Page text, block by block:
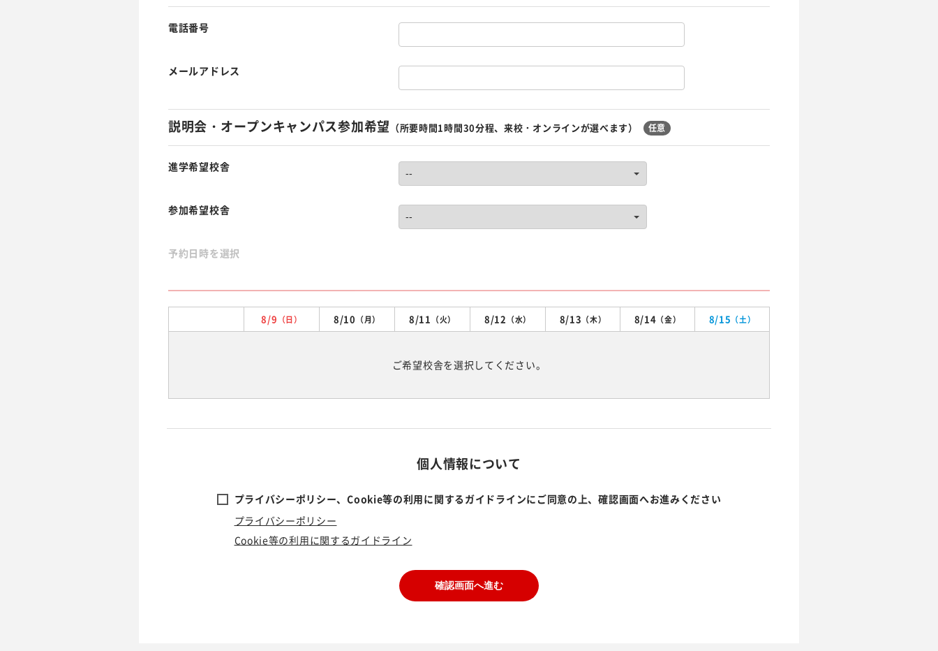
電話番号
メールアドレス
説明会・オープンキャンパス参加希望 （所要時間1時間30分程、来校・オンラインが選べます） 任意
進学希望校舎
参加希望校舎
予約日時を選択
8/9 （日） 8/10 （月） 8/11 （火） 8/12 （水） 8/13 （木） 8/14 （金） 8/15 （土）
ご希望校舎を選択してください。
個人情報について
プライバシーポリシー、Cookie等の利用に関するガイドラインにご同意の上、確認画面へお進みください
プライバシーポリシー
Cookie等の利用に関するガイドライン